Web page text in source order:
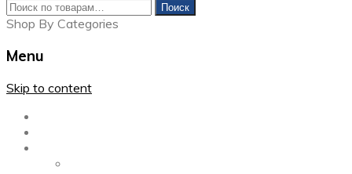
Поиск
Shop By Categories
Menu
Skip to content